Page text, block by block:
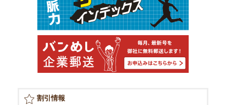
割引情報